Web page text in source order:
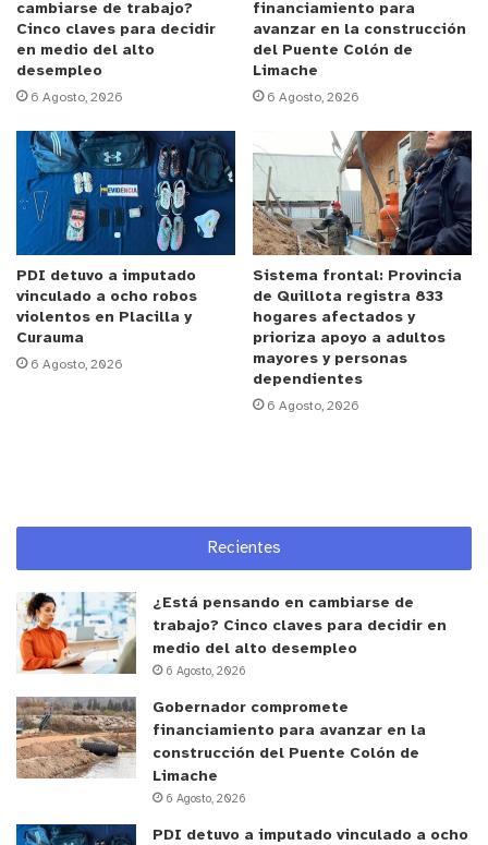
encuentran: ser chileno (a), ser soltero (a),
estatura mínima mujeres 1.58 metros y hombres
1.65 metros, edad entre 18 y 25 años al día del
ingreso al plantel, hombres con situación militar al
día (no implica haberlo realizado).
Además, se exige tener un estado de salud
compatible con el trabajo penitenciario,
antecedentes personales intachables, y tener
segundo año de enseñanza media aprobado.
El plazo de postulación se extiende hasta el lunes
29 de septiembre de 2025, a las 13:00 horas.
avancen en el proceso de selección luego deberán
rendir evaluaciones psicológicas, exámenes
médicos, pruebas físicas y entrevistas personales.
y tú, ¿qué opinas?
cambiarse de trabajo?
Cinco claves para decidir
en medio del alto
desempleo
6 Agosto, 2026
financiamiento para
avanzar en la construcción
del Puente Colón de
Limache
6 Agosto, 2026
PDI detuvo a imputado
vinculado a ocho robos
violentos en Placilla y
Curauma
6 Agosto, 2026
Sistema frontal: Provincia
de Quillota registra 833
hogares afectados y
prioriza apoyo a adultos
mayores y personas
dependientes
6 Agosto, 2026
Recientes
¿Está pensando en cambiarse de
trabajo? Cinco claves para decidir en
medio del alto desempleo
6 Agosto, 2026
Gobernador compromete
financiamiento para avanzar en la
construcción del Puente Colón de
Limache
6 Agosto, 2026
PDI detuvo a imputado vinculado a ocho